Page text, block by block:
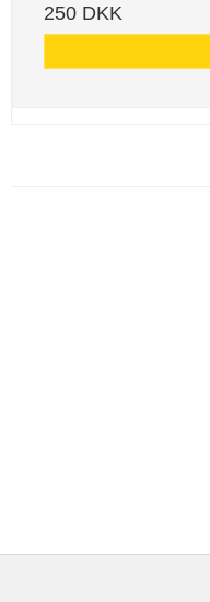
250 DKK